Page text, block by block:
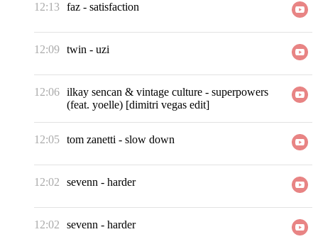
12:13 faz - satisfaction
12:09 twin - uzi
12:06 ilkay sencan & vintage culture - superpowers
(feat. yoelle) [dimitri vegas edit]
12:05 tom zanetti - slow down
12:02 sevenn - harder
12:02 sevenn - harder